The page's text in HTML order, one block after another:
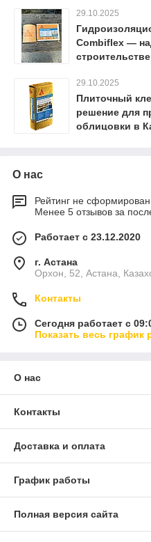
29.10.2025
Combiflex —
строительстве
29.10.2025
Плиточный
решение для
облицовки в
О нас
Рейтинг не сформирован
Менее 5 отзывов за
Работает с 23.12.2020
г. Астана
Орхон, 52, Астана,
Контакты
Сегодня работает с
Показать весь график
О нас
Контакты
Доставка и оплата
График работы
Полная версия сайта